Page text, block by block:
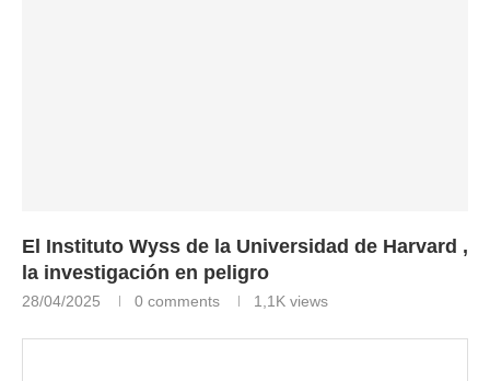
El Instituto Wyss de la Universidad de Harvard ,
la investigación en peligro
28/04/2025 0 comments 1,1K views